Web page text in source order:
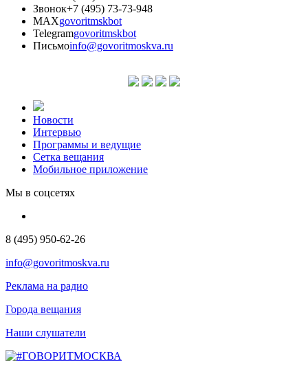
Звонок+7 (495) 73-73-948
MAXgovoritmskbot
Telegramgovoritmskbot
Письмоinfo@govoritmoskva.ru
Новости
Интервью
Программы и ведущие
Сетка вещания
Мобильное приложение
Мы в соцсетях
8 (495) 950-62-26
info@govoritmoskva.ru
Реклама на радио
Города вещания
Наши слушатели